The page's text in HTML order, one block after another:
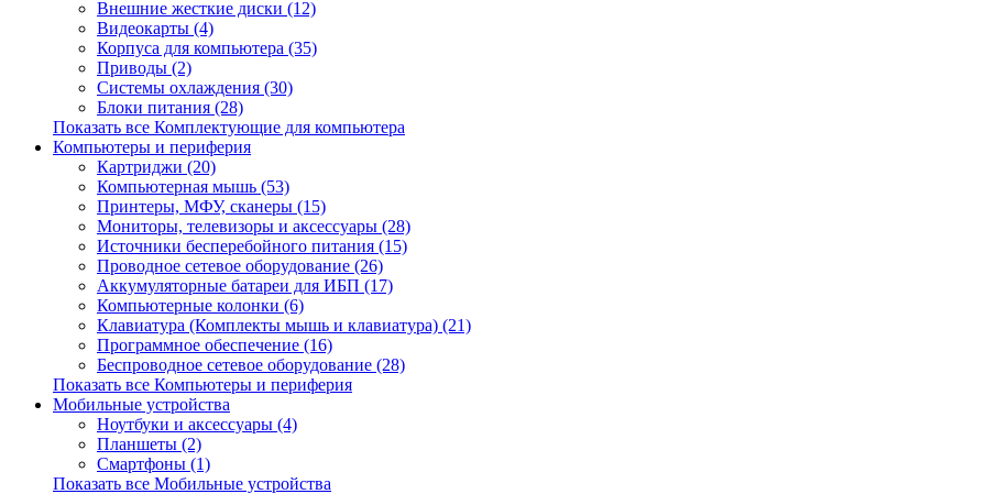
Внешние жесткие диски (12)
Видеокарты (4)
Корпуса для компьютера (35)
Приводы (2)
Системы охлаждения (30)
Блоки питания (28)
Показать все Комплектующие для компьютера
Компьютеры и периферия
Картриджи (20)
Компьютерная мышь (53)
Принтеры, МФУ, сканеры (15)
Мониторы, телевизоры и аксессуары (28)
Источники бесперебойного питания (15)
Проводное сетевое оборудование (26)
Аккумуляторные батареи для ИБП (17)
Компьютерные колонки (6)
Клавиатура (Комплекты мышь и клавиатура) (21)
Программное обеспечение (16)
Беспроводное сетевое оборудование (28)
Показать все Компьютеры и периферия
Мобильные устройства
Ноутбуки и аксессуары (4)
Планшеты (2)
Смартфоны (1)
Показать все Мобильные устройства